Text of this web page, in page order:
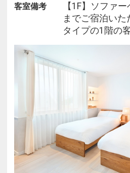
客室備考
【1F】ソファ
までご宿泊い
タイプの1階の